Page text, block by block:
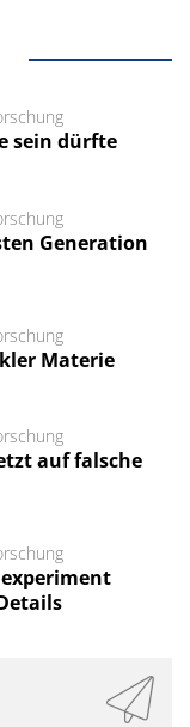
sein dürfte
Generation
Materie
auf falsche